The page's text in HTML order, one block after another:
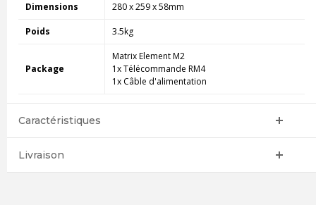
Dimensions 280 x 259 x 58mm
Poids 3.5kg
Package
Matrix Element M2
1x Télécommande RM4
1x Câble d'alimentation
Caractéristiques
Livraison